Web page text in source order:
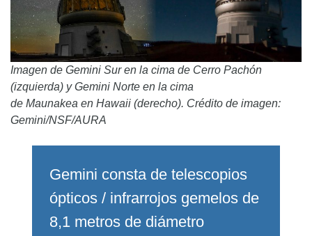
Imagen de Gemini Sur en la cima de Cerro Pachón
(izquierda) y Gemini Norte en la cima
de Maunakea en Hawaii (derecho). Crédito de imagen:
Gemini/NSF/AURA
Gemini consta de telescopios
ópticos / infrarrojos gemelos de
8,1 metros de diámetro